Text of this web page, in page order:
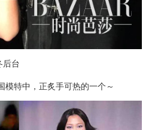
后台
模特中，正炙手可热的一个～